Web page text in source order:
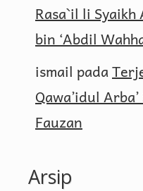
Rasa`il li
bin ‘Abdil
ismail pada
Qawa’idul
Fauzan
Arsip